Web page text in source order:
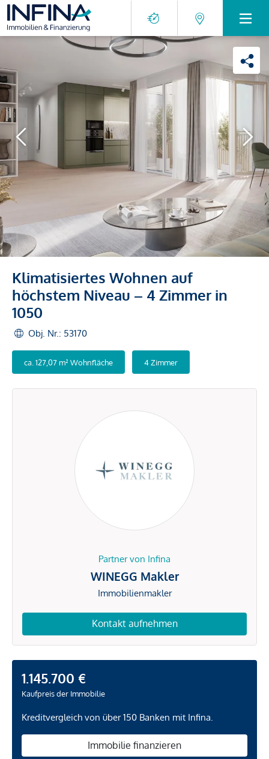
Klimatisiertes Wohnen auf
höchstem Niveau – 4 Zimmer in
1050
Obj. Nr.: 53170
ca. 127,07 m² Wohnfläche 4 Zimmer
Partner von Infina
WINEGG Makler
Immobilienmakler
Kontakt aufnehmen
1.145.700 €
Kaufpreis der Immobilie
Kreditvergleich von über 150 Banken mit Infina.
Immobilie finanzieren